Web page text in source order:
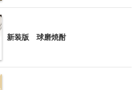
新装版 球磨焼酎